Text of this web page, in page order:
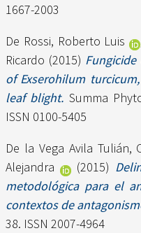
1667-2003
De Rossi, Roberto Luis
Ricardo (2015)
of Exserohilum
leaf blight. Summa
ISSN 0100-5405
De la Vega Avila Tulián,
Alejandra
(2015)
metodológica para el
contextos de
38. ISSN 2007-4964